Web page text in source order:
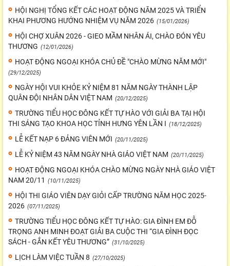
HỘI NGHỊ TỔNG KẾT CÁC HOẠT ĐỘNG NĂM 2025 VÀ TRIỂN
KHAI PHƯƠNG HƯỚNG NHIỆM VỤ NĂM 2026 (15/01/2026)
HỘI CHỢ XUÂN 2026 - GIEO MẦM NHÂN ÁI, CHÀO ĐÓN YÊU
THƯƠNG (12/01/2026)
HOẠT ĐỘNG NGOẠI KHÓA CHỦ ĐỀ "CHÀO MỪNG NĂM MỚI"
(29/12/2025)
NGÀY HỘI VUI KHỎE KỶ NIỆM 81 NĂM NGÀY THÀNH LẬP
QUÂN ĐỘI NHÂN DÂN VIỆT NAM (20/12/2025)
TRƯỜNG TIỂU HỌC ĐÔNG KẾT TỰ HÀO VỚI GIẢI BA TẠI HỘI
THI SÁNG TẠO KHOA HỌC TỈNH HƯNG YÊN LẦN I (18/12/2025)
LỄ KẾT NẠP 6 ĐẢNG VIÊN MỚI (20/11/2025)
LỄ KỶ NIỆM 43 NĂM NGÀY NHÀ GIÁO VIỆT NAM (20/11/2025)
HOẠT ĐỘNG NGOẠI KHÓA CHÀO MỪNG NGÀY NHÀ GIÁO VIỆT
NAM 20/11
(10/11/2025)
HỘI THI GIÁO VIÊN DẠY GIỎI CẤP TRƯỜNG NĂM HỌC 2025-
2026 (07/11/2025)
TRƯỜNG TIỂU HỌC ĐÔNG KẾT TỰ HÀO: GIA ĐÌNH EM ĐỖ
TRỌNG ANH MINH ĐOẠT GIẢI BA CUỘC THI “GIA ĐÌNH ĐỌC
SÁCH - GẮN KẾT YÊU THƯƠNG” (31/10/2025)
LỊCH LÀM VIỆC TUẦN 8 (27/10/2025)